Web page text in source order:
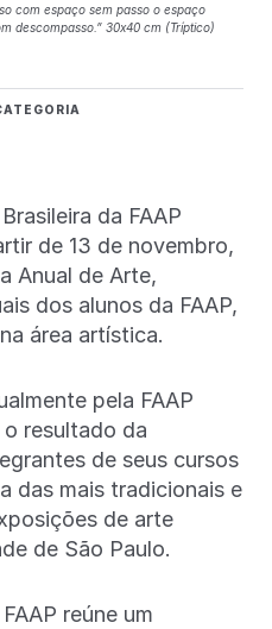
com espaço sem passo o espaço
descompasso.” 30x40 cm (Tríptico)
da FAAP
de 13 de novembro,
Anual de Arte,
dos alunos da FAAP,
área artística.
pela FAAP
resultado da
de seus cursos
das mais tradicionais e
de arte
de São Paulo.
reúne um